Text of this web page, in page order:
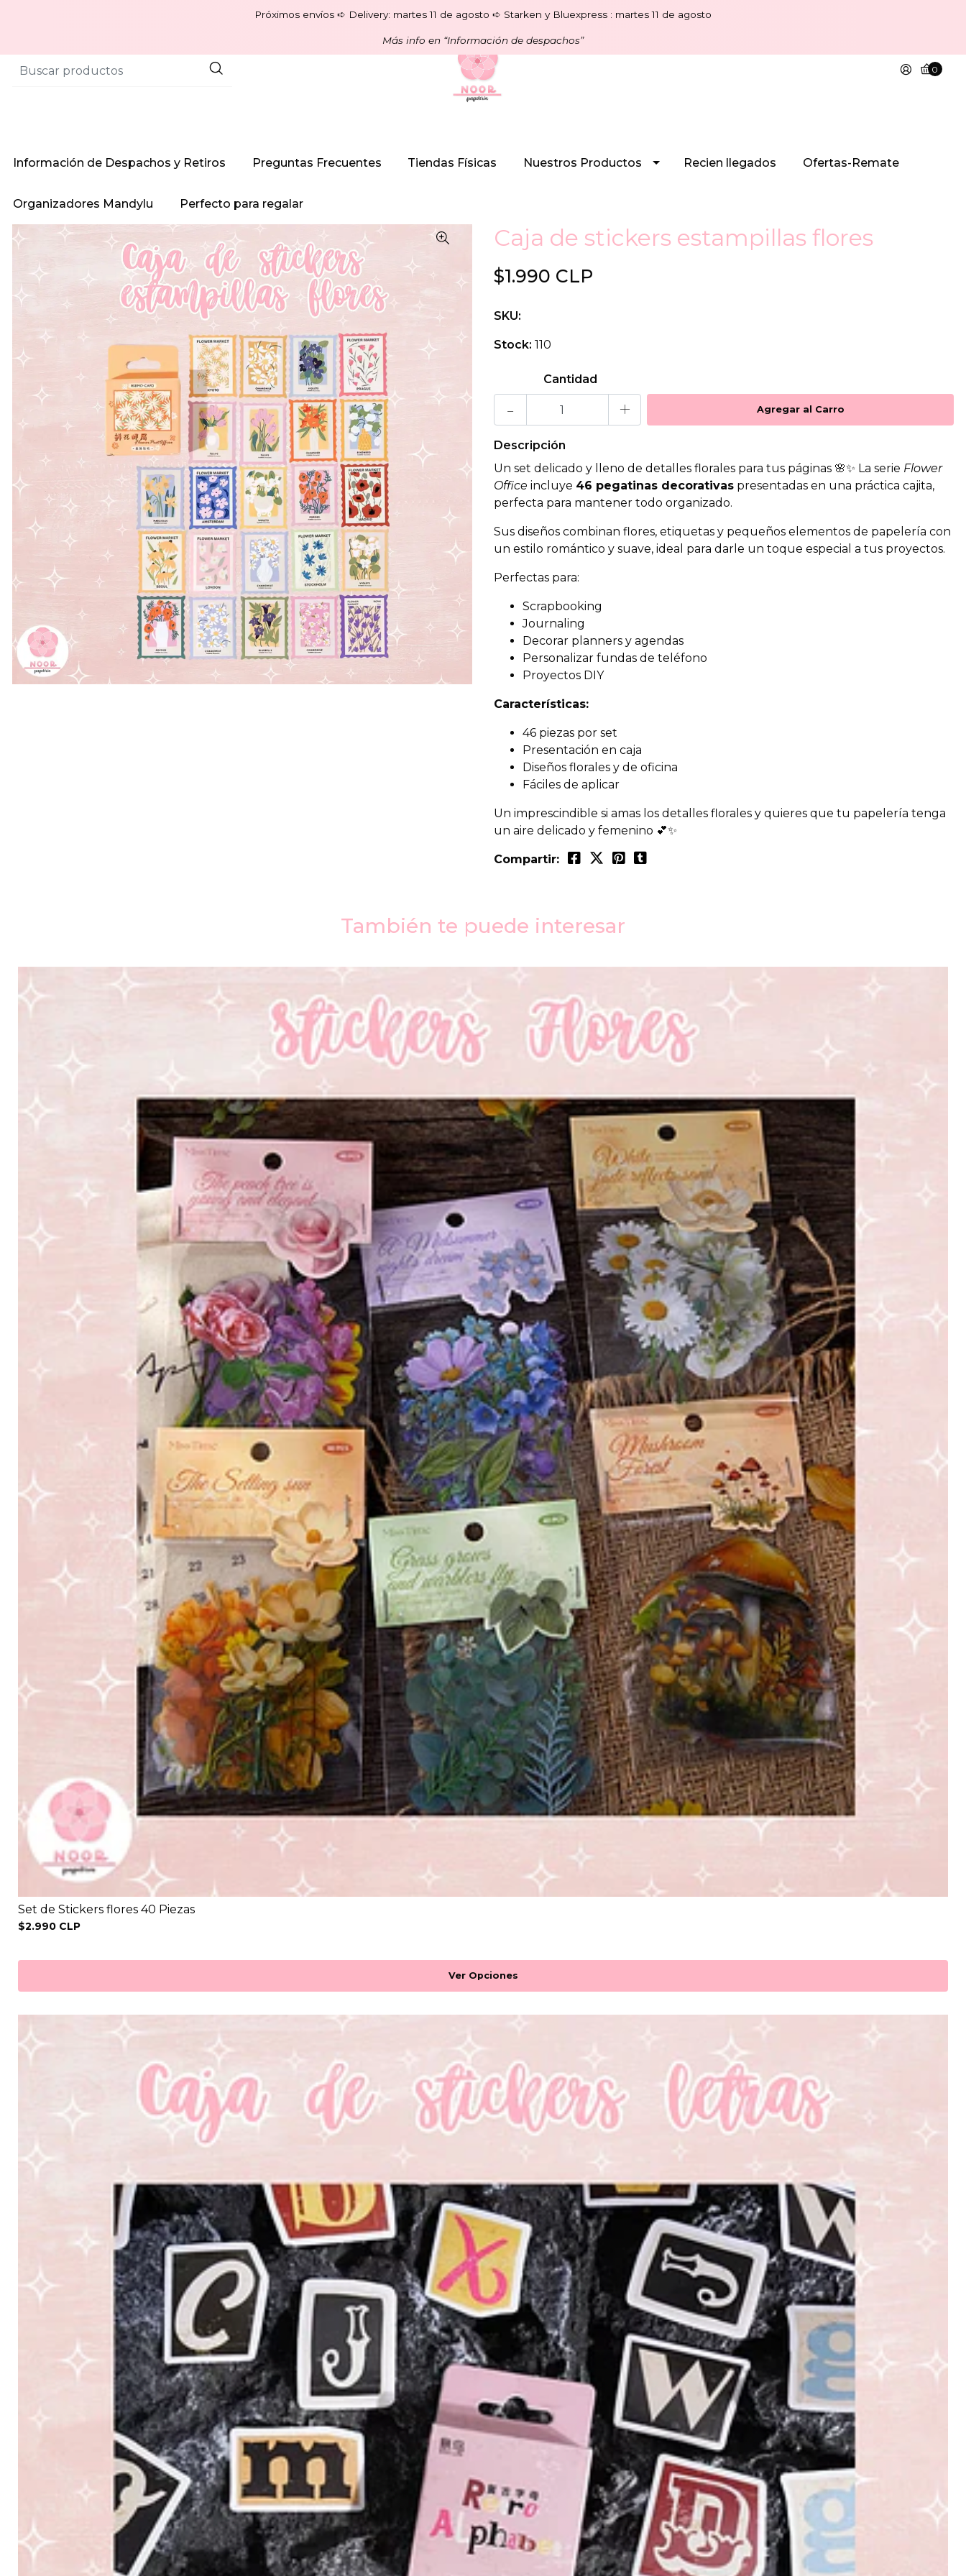
Próximos envíos ➪ Delivery: martes 11 de agosto ➪ Starken y Bluexpress : martes 11 de agosto
Más info en “Información de despachos”
0
Información de Despachos y Retiros Preguntas Frecuentes Tiendas Físicas Nuestros Productos Recien llegados Ofertas-Remate
Organizadores Mandylu Perfecto para regalar
Caja de stickers estampillas flores
$1.990 CLP
SKU:
Stock: 110
Cantidad
- +
Descripción
Un set delicado y lleno de detalles florales para tus páginas 🌸✨ La serie Flower
Office incluye 46 pegatinas decorativas presentadas en una práctica cajita,
perfecta para mantener todo organizado.
Sus diseños combinan flores, etiquetas y pequeños elementos de papelería con
un estilo romántico y suave, ideal para darle un toque especial a tus proyectos.
Perfectas para:
Scrapbooking
Journaling
Decorar planners y agendas
Personalizar fundas de teléfono
Proyectos DIY
Características:
46 piezas por set
Presentación en caja
Diseños florales y de oficina
Fáciles de aplicar
Un imprescindible si amas los detalles florales y quieres que tu papelería tenga
un aire delicado y femenino 💕✨
Compartir:
También te puede interesar
Set de Stickers flores 40 Piezas
$2.990 CLP
Ver Opciones